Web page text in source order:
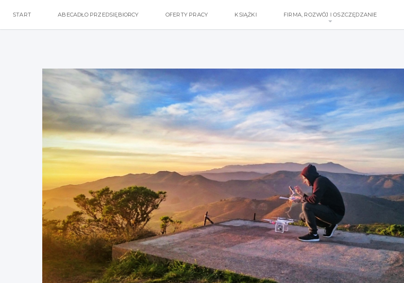
START ABECADŁO PRZEDSIĘBIORCY OFERTY PRACY KSIĄŻKI FIRMA, ROZWÓJ I OSZCZĘDZANIE